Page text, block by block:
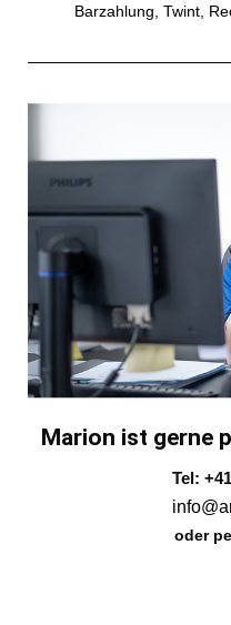
Barzahlung, Twint,
Marion ist gerne
Tel:
oder